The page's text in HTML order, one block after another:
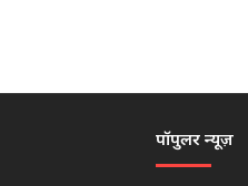
पॉपुलर न्यूज़